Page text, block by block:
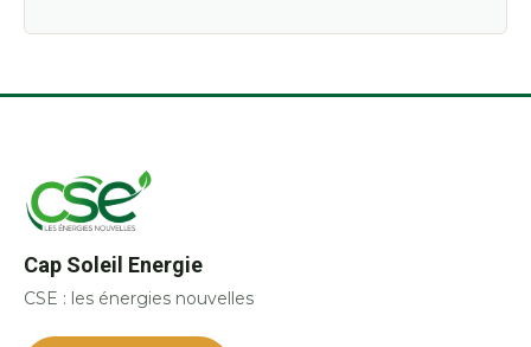
Cap Soleil Energie
CSE : les énergies nouvelles